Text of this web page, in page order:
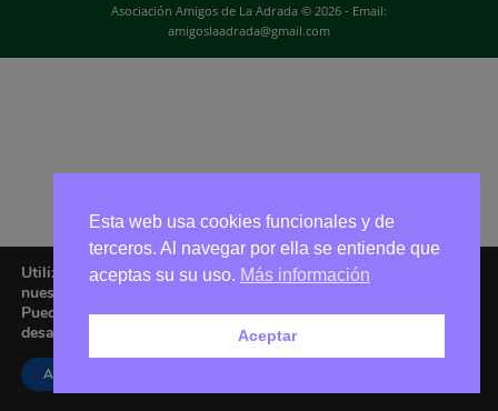
Asociación Amigos de La Adrada © 2026 - Email:
amigoslaadrada@gmail.com
Utilizamos cookies para ofrecerte la mejor experiencia en
nuestra web.
Puedes aprender más sobre qué cookies utilizamos o
desactivarlas en los
Aceptar
Esta web usa cookies funcionales y de
terceros. Al navegar por ella se entiende que
aceptas su su uso. Más información
Aceptar